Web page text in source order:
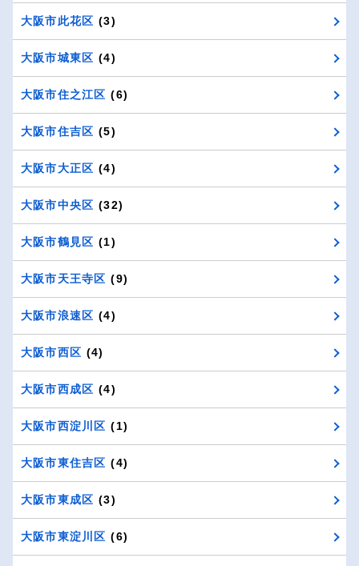
大阪市此花区 (3)
大阪市城東区 (4)
大阪市住之江区 (6)
大阪市住吉区 (5)
大阪市大正区 (4)
大阪市中央区 (32)
大阪市鶴見区 (1)
大阪市天王寺区 (9)
大阪市浪速区 (4)
大阪市西区 (4)
大阪市西成区 (4)
大阪市西淀川区 (1)
大阪市東住吉区 (4)
大阪市東成区 (3)
大阪市東淀川区 (6)